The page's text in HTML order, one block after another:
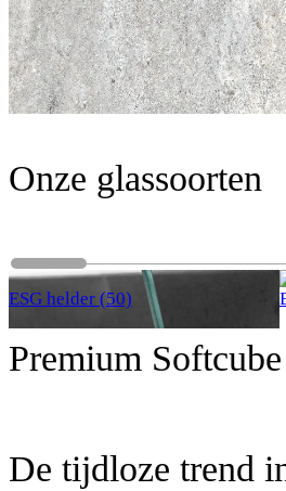
Onze glassoorten
ESG helder (50)
Premium Softcube
De tijdloze trend